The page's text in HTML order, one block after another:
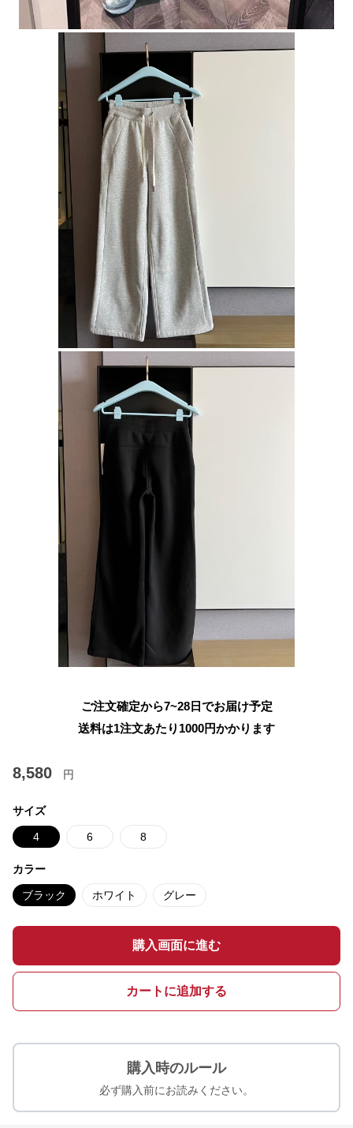
ご注文確定から7~28日でお届け予定
送料は1注文あたり 1000円かかります
8,580 円
サイズ
4 6 8
カラー
ブラック ホワイト グレー
購入画面に進む
カートに追加する
購入時のルール
必ず購入前にお読みください。